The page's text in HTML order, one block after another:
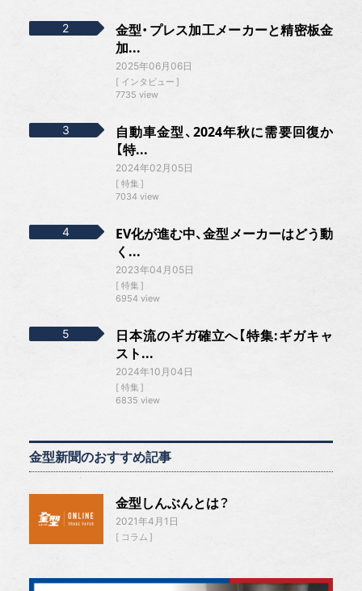
金型・プレス加工メーカーと精密板金
加...
2025年06月06日
インタビュー
7735 view
自動車金型、2024年秋に需要回復か
【特...
2024年02月05日
特集
7034 view
EV化が進む中、金型メーカーはどう動
く...
2023年04月05日
特集
6954 view
日本流のギガ確立へ【特集:ギガキャ
スト...
2024年10月04日
特集
6835 view
金型新聞のおすすめ記事
金型しんぶんとは？
2021年4月1日
コラム